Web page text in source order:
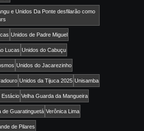
e Unidos Da Ponte desfilarão como
Unidos de Padre Miguel
Lucas Unidos do Cabuçu
Unidos do Jacarezinho
Unidos da Tijuca 2025 Unisamba
Estácio Velha Guarda da Mangueira
de Guaratinguetá Verônica Lima
de Pilares